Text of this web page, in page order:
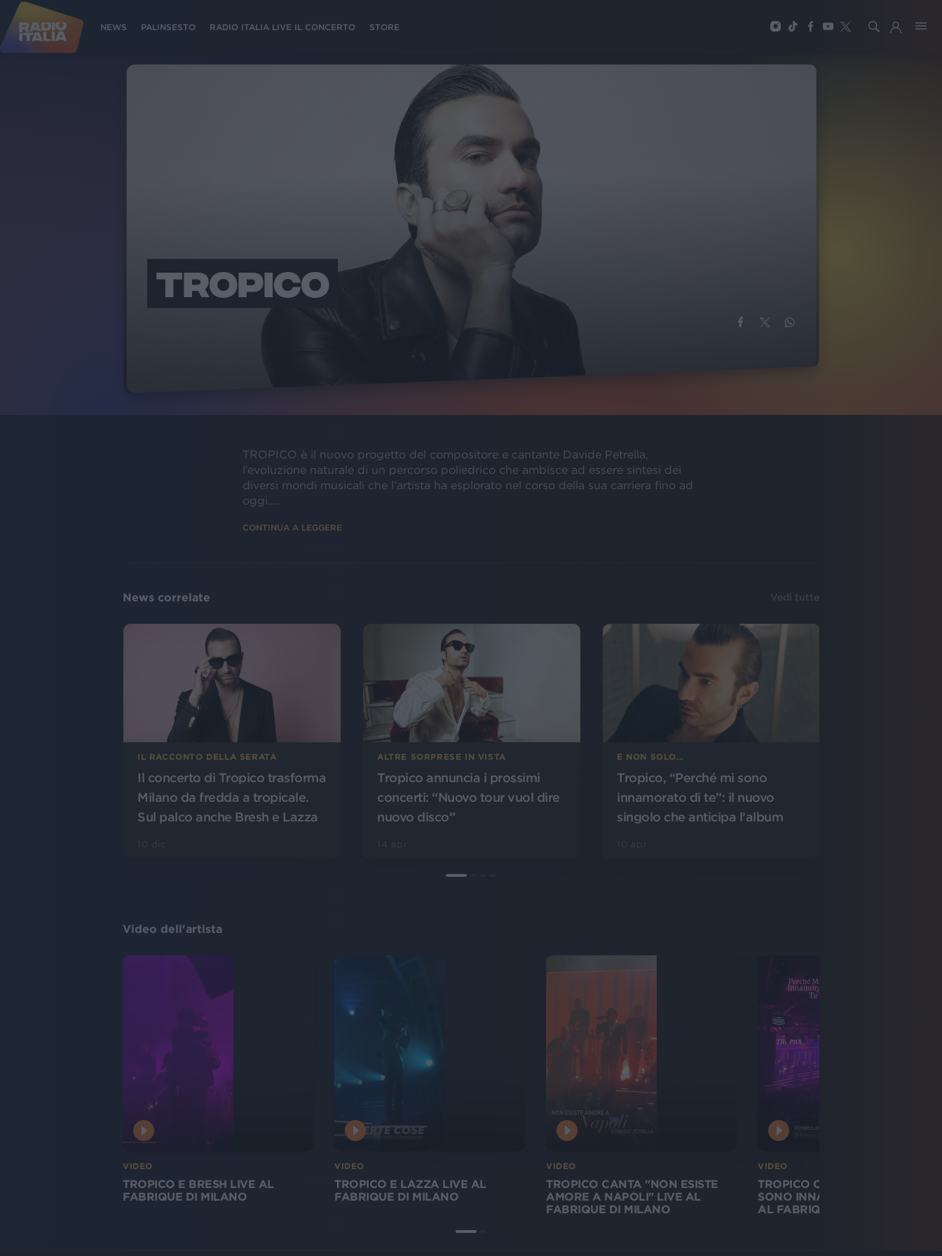
NEWS PALINSESTO RADIO ITALIA LIVE IL CONCERTO STORE
TROPICO
TROPICO è il nuovo progetto del compositore e cantante Davide Petrella,
l’evoluzione naturale di un percorso poliedrico che ambisce ad essere sintesi dei
diversi mondi musicali che l’artista ha esplorato nel corso della sua carriera fino ad
oggi....
CONTINUA A LEGGERE
News correlate Vedi tutte
IL RACCONTO DELLA SERATA
Il concerto di Tropico trasforma
Milano da fredda a tropicale.
Sul palco anche Bresh e Lazza
ALTRE SORPRESE IN VISTA
Tropico annuncia i prossimi
concerti: “Nuovo tour vuol dire
nuovo disco”
E NON SOLO...
Tropico, “Perché mi sono
innamorato di te”: il nuovo
singolo che anticipa l’album
Video dell'artista
VIDEO
TROPICO E BRESH LIVE AL
FABRIQUE DI MILANO
VIDEO
TROPICO E LAZZA LIVE AL
FABRIQUE DI MILANO
VIDEO
TROPICO CANTA "NON ESISTE
AMORE A NAPOLI" LIVE AL
FABRIQUE DI MILANO
VIDEO
TROPICO CANTA "PERCHÉ MI
SONO INNAMORATO DI TE" LIVE
AL FABRIQUE DI MILANO